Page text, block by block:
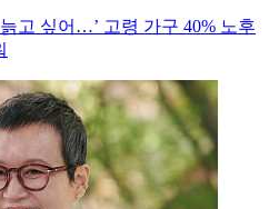
고 싶어…’ 고령 가구 40% 노후